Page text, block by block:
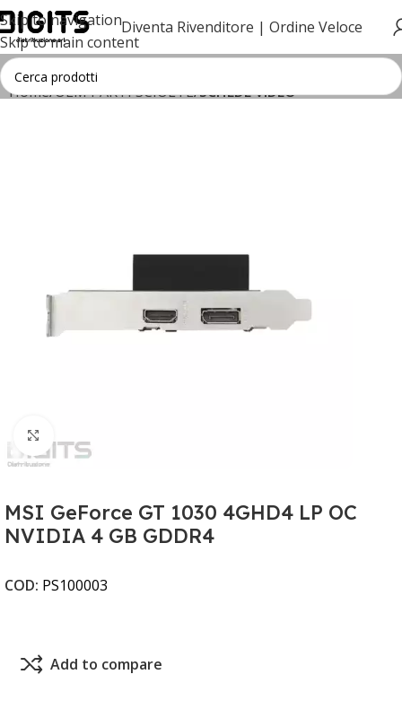
Skip to navigation
Skip to main content
Diventa Rivenditore | Ordine Veloce
Home OEM PARTI SCIOLTE SCHEDE VIDEO
MSI GeForce GT 1030 4GHD4 LP OC
NVIDIA 4 GB GDDR4
COD: PS100003
Add to compare